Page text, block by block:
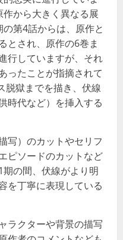
から大きく異なる展
第4話からは、原作と
とされ、原作の6巻ま
行していますが、それ
ったことが指摘されて
脱獄までを描き、伏線
時代など）を挿入する
写）のカットやセリフ
ピソードのカットなど
の間、伏線がより明
を丁寧に表現している
ラクターや背景の描写